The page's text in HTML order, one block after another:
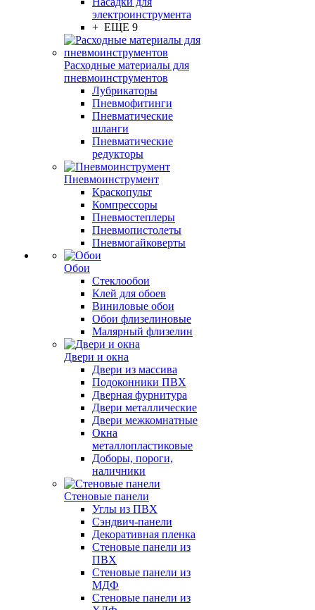
электроинструмента
+ ЕЩЕ 9
Расходные материалы для
пневмоинструментов
Лубрикаторы
Пневмофитинги
Пневматические
шланги
Пневматические
редукторы
Пневмоинструмент
Краскопульт
Компрессоры
Пневмостеплеры
Пневмопистолеты
Пневмогайковерты
Обои
Стеклообои
Клей для обоев
Виниловые обои
Обои флизелиновые
Малярный флизелин
Двери и окна
Двери из массива
Подоконники ПВХ
Дверная фурнитура
Двери металлические
Двери межкомнатные
Окна
металлопластиковые
Доборы, пороги,
наличники
Стеновые панели
Углы из ПВХ
Сэндвич-панели
Декоративная пленка
Стеновые панели из
ПВХ
Стеновые панели из
МДФ
Стеновые панели из